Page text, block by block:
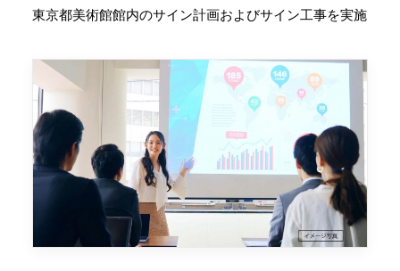
東京都美術館館内のサイン計画およびサイン工事を実施